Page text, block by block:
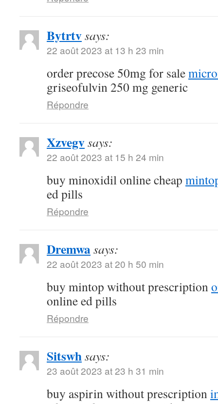
Bytrtvsays:
22 août 2023 at 13 h 23 min
order precose 50mg for sale
griseofulvin 250 mg generic
Répondre
Xzvegvsays:
22 août 2023 at 15 h 24 min
buy minoxidil online cheap
ed pills
Répondre
Dremwasays:
22 août 2023 at 20 h 50 min
buy mintop without prescription
online ed pills
Répondre
Sitswhsays:
23 août 2023 at 23 h 31 min
buy aspirin without prescription